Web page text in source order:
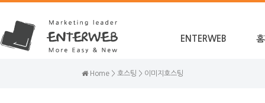
ENTERWEB
Home > 호스팅 > 이미지호스팅